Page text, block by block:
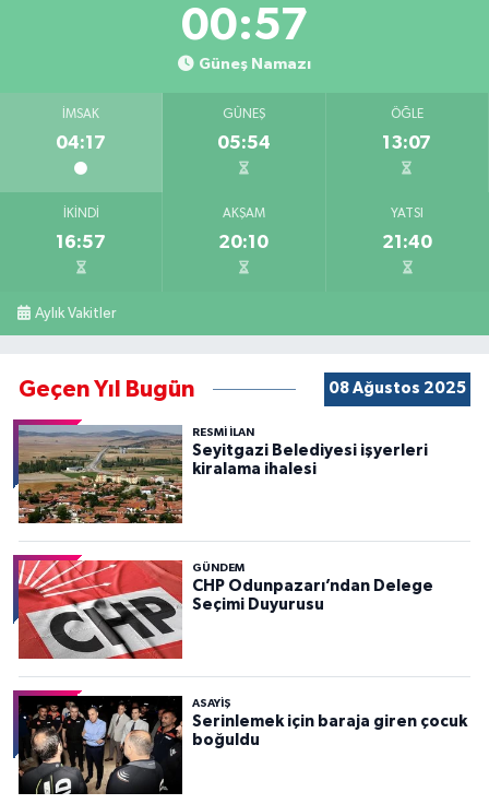
00:56
Güneş Namazı
İMSAK
04:17
GÜNEŞ
05:54
ÖĞLE
13:07
İKINDI
16:57
AKŞAM
20:10
YATSI
21:40
Aylık Vakitler
Geçen Yıl Bugün 08 Ağustos 2025
RESMİ İLAN
Seyitgazi Belediyesi işyerleri
kiralama ihalesi
GÜNDEM
CHP Odunpazarı’ndan Delege
Seçimi Duyurusu
ASAYİŞ
Serinlemek için baraja giren çocuk
boğuldu